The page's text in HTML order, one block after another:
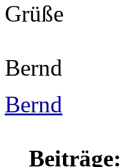
Grüße
Bernd
Bernd
Beiträge: